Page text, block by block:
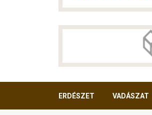
ERDÉSZET VADÁSZAT